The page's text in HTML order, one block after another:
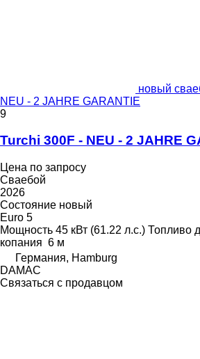
новый
NEU - 2 JAHRE GARANTIE
9
Turchi 300F - NEU - 2 JAHRE
Цена по запросу
Сваебой
2026
Состояние новый
Euro 5
Мощность 45 кВт (61.22 л.с.) Топливо
копания 6 м
Германия, Hamburg
DAMAC
Связаться с продавцом